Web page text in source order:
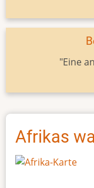
"Eine
Afrikas